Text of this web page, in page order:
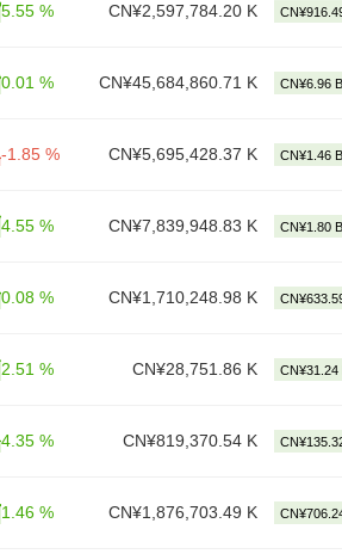
5.55 % CN¥2,597,784.20 K
0.01 % CN¥45,684,860.71 K
-1.85 % CN¥5,695,428.37 K
4.55 % CN¥7,839,948.83 K
0.08 % CN¥1,710,248.98 K
2.51 % CN¥28,751.86 K
4.35 % CN¥819,370.54 K
1.46 % CN¥1,876,703.49 K